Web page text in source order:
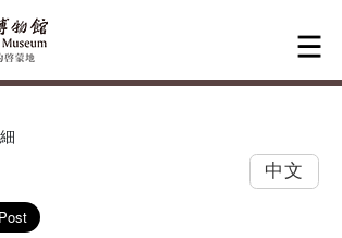
中文